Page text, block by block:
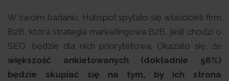
W swoim badaniu, Hubspot spytało się właścicieli firm
B2B, która strategia marketingowa B2B, jeśli chodzi o
SEO, będzie dla nich priorytetowa. Okazało się, że
większość ankietowanych (dokładnie 56%)
będzie skupiać się na tym, by ich strona